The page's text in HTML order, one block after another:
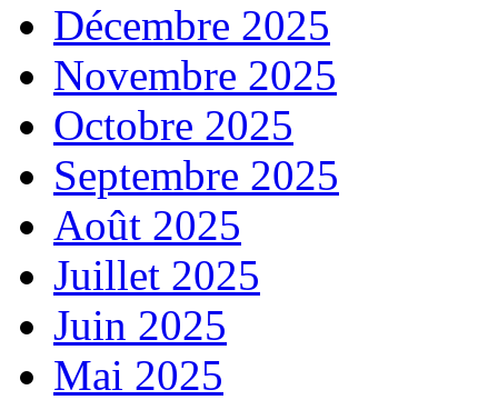
Décembre 2025
Novembre 2025
Octobre 2025
Septembre 2025
Août 2025
Juillet 2025
Juin 2025
Mai 2025